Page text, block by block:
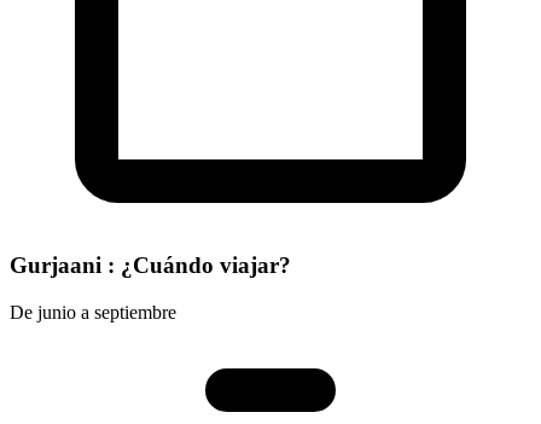
Gurjaani : ¿Cuándo viajar?
De junio a septiembre